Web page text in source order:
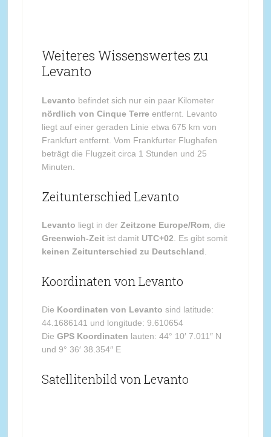
Weiteres Wissenswertes zu
Levanto
Levanto befindet sich nur ein paar Kilometer
nördlich von Cinque Terre entfernt. Levanto
liegt auf einer geraden Linie etwa 675 km von
Frankfurt entfernt. Vom Frankfurter Flughafen
beträgt die Flugzeit circa 1 Stunden und 25
Minuten.
Zeitunterschied Levanto
Levanto liegt in der Zeitzone Europe/Rom, die
Greenwich-Zeitist damit UTC+02 . Es gibt somit
keinen Zeitunterschied zu Deutschland
Koordinaten von Levanto
Die Koordinaten von Levanto sind latitude:
44.1686141 und longitude: 9.610654
Die GPS Koordinaten lauten: 44° 10′ 7.011″ N
und 9° 36′ 38.354″ E
Satellitenbild von Levanto